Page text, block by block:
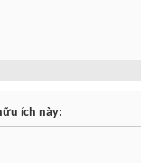
ích này: